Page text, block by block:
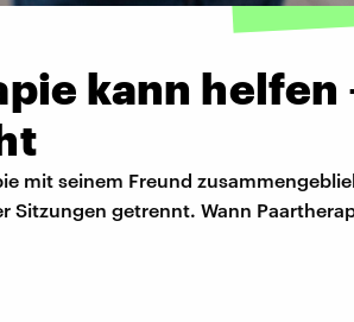
kann helfen
mit seinem Freund
Sitzungen getrennt. Wann